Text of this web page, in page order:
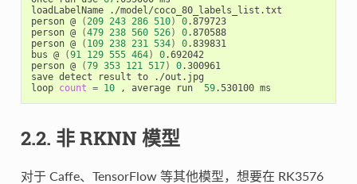
loadLabelName ./model/coco_80_labels_list.txt
person @
(209 243 286 510) 0.879723
person @
(479 238 560 526) 0.870588
person @
( 109 238 231 534) 0.839831
bus @
(91 129 555 464) 0.692042
person @
(79 353 121 517) 0.300961
save detect result to ./out.jpg
loop count = 10 , average run 59
2.2. 非 RKNN 模型
对于 Caffe、TensorFlow 等其他模型，想要在 RK3576